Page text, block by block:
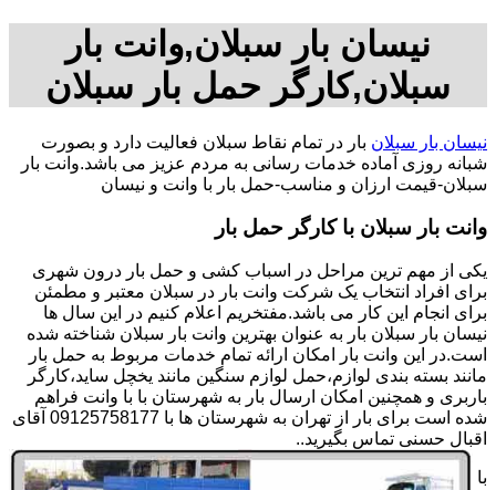
نیسان بار سبلان,وانت بار
سبلان,کارگر حمل بار سبلان
نیسان بار سبلان بار در تمام نقاط سبلان فعالیت دارد و بصورت
شبانه روزی آماده خدمات رسانی به مردم عزیز می باشد.وانت بار
سبلان-قیمت ارزان و مناسب-حمل بار با وانت و نیسان
وانت بار سبلان با کارگر حمل بار
یکی از مهم ترین مراحل در اسباب کشی و حمل بار درون شهری
برای افراد انتخاب یک شرکت وانت بار در سبلان معتبر و مطمئن
برای انجام این کار می باشد.مفتخریم اعلام کنیم در این سال ها
نیسان بار سبلان بار به عنوان بهترین وانت بار سبلان شناخته شده
است.در این وانت بار امکان ارائه تمام خدمات مربوط به حمل بار
مانند بسته بندی لوازم،حمل لوازم سنگین مانند یخچل ساید،کارگر
باربری و همچنین امکان ارسال بار به شهرستان با با وانت فراهم
شده است برای بار از تهران به شهرستان ها با 09125758177 آقای
اقبال حسنی تماس بگیرید..
با